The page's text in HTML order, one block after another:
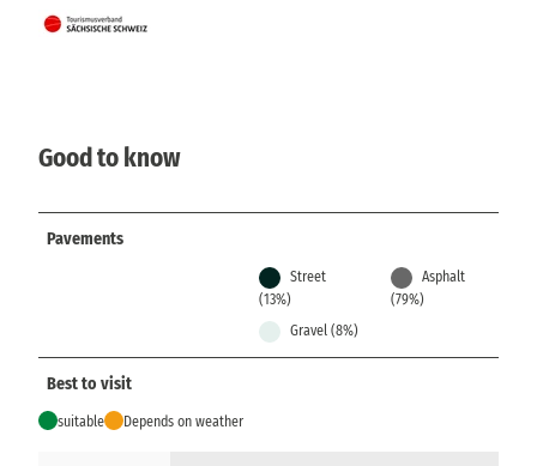
Good to know
Pavements
Street
(13%)
Asphalt
(79%)
Gravel (8%)
Best to visit
suitable Depends on weather